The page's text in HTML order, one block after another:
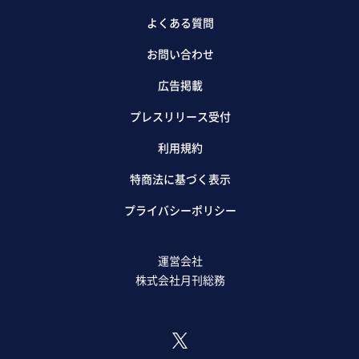
よくある質問
お問い合わせ
広告掲載
プレスリリース受付
利用規約
特商法に基づく表示
プライバシーポリシー
運営会社
株式会社月刊総務